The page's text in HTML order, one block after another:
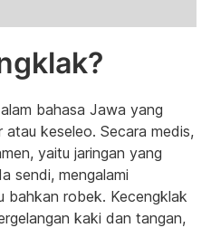
bahasa Jawa yang
keseleo. Secara medis,
yaitu jaringan yang
sendi, mengalami
bahkan robek. Kecengklak
kaki dan tangan,